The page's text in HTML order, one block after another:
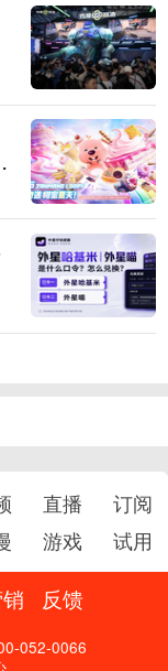
直播
订阅
游戏 试用
反馈
052-0066